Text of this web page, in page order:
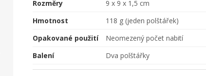
Rozměry
9 x 9 x 1,5 cm
Hmotnost
118 g (jeden polštářek)
Opakované použití
Neomezený počet nabití
Balení
Dva polštářky